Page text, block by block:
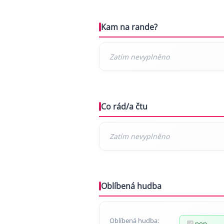
Kam na rande?
Co rád/a čtu
Oblíbená hudba
Oblíbená hudba: